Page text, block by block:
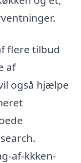
flere tilbud
af
også hjælpe
af-kkken-